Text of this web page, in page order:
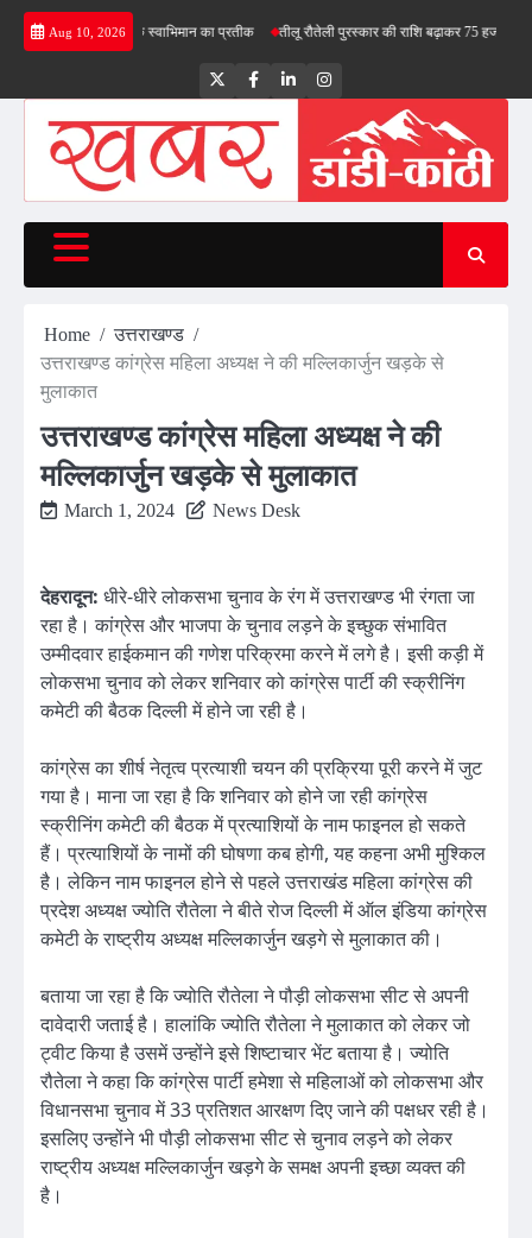
Skip
Aug 10, 2026
तिरंगा देश के स्वाभिमान का प्रतीक तीलू रौतेली पुरस्कार की राशि बढ़ाकर 75 हजार रुपये की
TwitterFacebookLinkedInInstagram
Home
उत्तराखण्ड
उत्तराखण्ड कांग्रेस महिला अध्यक्ष ने की मल्लिकार्जुन खड़के से
मुलाकात
उत्तराखण्ड कांग्रेस महिला अध्यक्ष ने की
मल्लिकार्जुन खड़के से मुलाकात
March 1, 2024 News Desk
देहरादून: धीरे-धीरे लोकसभा चुनाव के रंग में उत्तराखण्ड भी रंगता जा
रहा है। कांग्रेस और भाजपा के चुनाव लड़ने के इच्छुक संभावित
उम्मीदवार हाईकमान की गणेश परिक्रमा करने में लगे है। इसी कड़ी में
लोकसभा चुनाव को लेकर शनिवार को कांग्रेस पार्टी की स्क्रीनिंग
कमेटी की बैठक दिल्ली में होने जा रही है।
कांग्रेस का शीर्ष नेतृत्व प्रत्याशी चयन की प्रक्रिया पूरी करने में जुट
गया है। माना जा रहा है कि शनिवार को होने जा रही कांग्रेस
स्क्रीनिंग कमेटी की बैठक में प्रत्याशियों के नाम फाइनल हो सकते
हैं। प्रत्याशियों के नामों की घोषणा कब होगी, यह कहना अभी मुश्किल
है। लेकिन नाम फाइनल होने से पहले उत्तराखंड महिला कांग्रेस की
प्रदेश अध्यक्ष ज्योति रौतेला ने बीते रोज दिल्ली में ऑल इंडिया कांग्रेस
कमेटी के राष्ट्रीय अध्यक्ष मल्लिकार्जुन खड़गे से मुलाकात की।
बताया जा रहा है कि ज्योति रौतेला ने पौड़ी लोकसभा सीट से अपनी
दावेदारी जताई है। हालांकि ज्योति रौतेला ने मुलाकात को लेकर जो
ट्वीट किया है उसमें उन्होंने इसे शिष्टाचार भेंट बताया है। ज्योति
रौतेला ने कहा कि कांग्रेस पार्टी हमेशा से महिलाओं को लोकसभा और
विधानसभा चुनाव में 33 प्रतिशत आरक्षण दिए जाने की पक्षधर रही है।
इसलिए उन्होंने भी पौड़ी लोकसभा सीट से चुनाव लड़ने को लेकर
राष्ट्रीय अध्यक्ष मल्लिकार्जुन खड़गे के समक्ष अपनी इच्छा व्यक्त की
है।